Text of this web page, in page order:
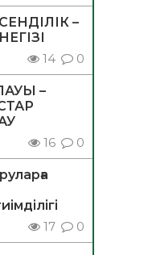
–
14 0
–
16 0
17 0